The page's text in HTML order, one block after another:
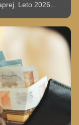
Leto 2026
najpogostejšim
deluje ter ali lahko
Odgovarja
Vezovišek.